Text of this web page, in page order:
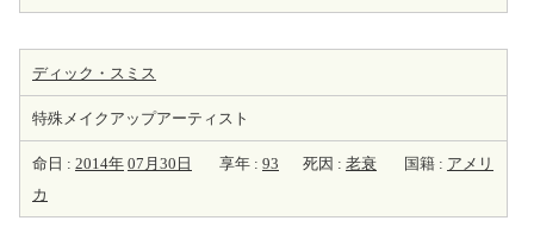
ディック・スミス
特殊メイクアップアーティスト
命日 : 2014年 07月30日 享年 : 93 死因 : 老衰 国籍 : アメリ
カ